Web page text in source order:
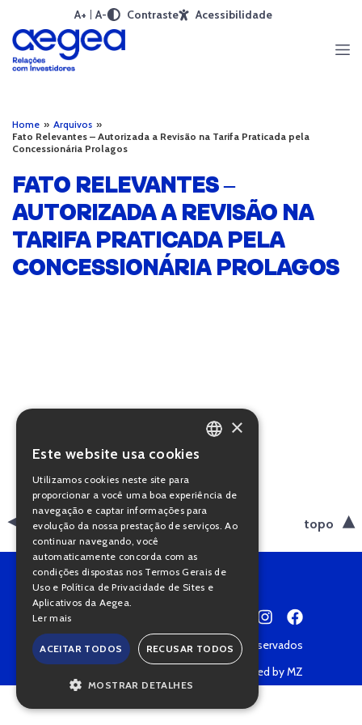
A+ A- Contraste Acessibilidade
Home » Arquivos »
Fato Relevantes – Autorizada a Revisão na Tarifa Praticada pela
Concessionária Prolagos
FATO RELEVANTES –
AUTORIZADA A REVISÃO NA
TARIFA PRATICADA PELA
CONCESSIONÁRIA PROLAGOS
voltar topo
Copyright © 2022 • Todos os direitos reservados
Powered by MZ
PORTUGUESE
×
Este website usa cookies
Utilizamos cookies neste site para
proporcionar a você uma boa experiência de
navegação e captar informações para
evolução da nossa prestação de serviços. Ao
continuar navegando, você
automaticamente concorda com as
condições dispostas nos Termos Gerais de
Uso e Política de Privacidade de Sites e
Aplicativos da Aegea.
Ler mais
ACEITAR TODOS RECUSAR TODOS
MOSTRAR DETALHES